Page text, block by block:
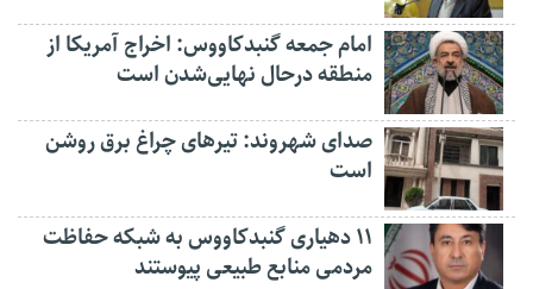
امام جمعه گنبدکاووس: اخراج آمریکا از
منطقه درحال نهایی‌شدن است
صدای شهروند: تیرهای چراغ برق روشن
است
۱۱ دهیاری گنبدکاووس به شبکه حفاظت
مردمی منابع طبیعی پیوستند